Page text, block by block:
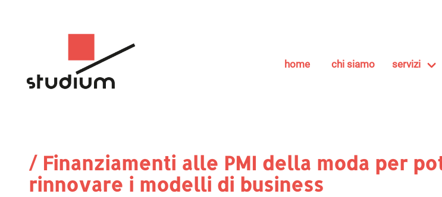
home chi siamo servizi
/ Finanziamenti alle PMI della moda per
rinnovare i modelli di business